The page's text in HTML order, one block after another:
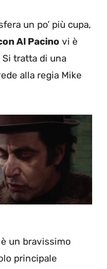
un po’ più cupa,
Al Pacino vi è
Si tratta di una
alla regia Mike
un bravissimo
principale